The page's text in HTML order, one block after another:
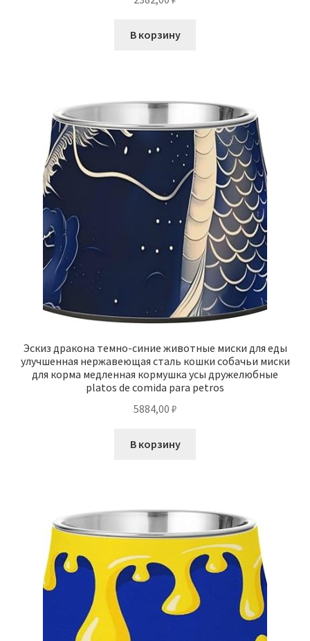
В корзину
Эскиз дракона темно-синие животные миски для еды
улучшенная нержавеющая сталь кошки собачьи миски
для корма медленная кормушка усы дружелюбные
platos de comida para petros
5884,00 ₽
В корзину